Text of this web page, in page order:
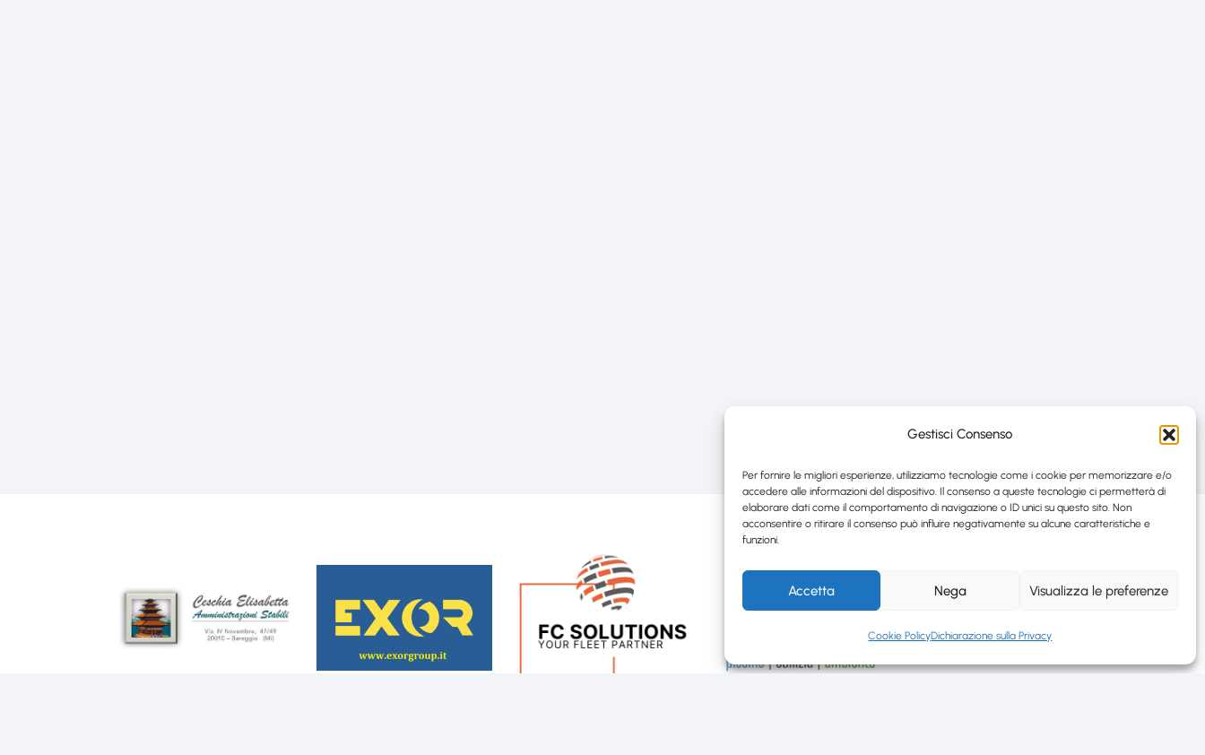
Gestisci Consenso
Per fornire le migliori esperienze, utilizziamo tecnologie come i cookie per memorizzare e/o
accedere alle informazioni del dispositivo. Il consenso a queste tecnologie ci permetterà di
elaborare dati come il comportamento di navigazione o ID unici su questo sito. Non
acconsentire o ritirare il consenso può influire negativamente su alcune caratteristiche e
funzioni.
Accetta Nega Visualizza le preferenze
Cookie PolicyDichiarazione sulla Privacy